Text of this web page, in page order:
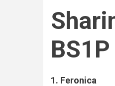
1. Feronica